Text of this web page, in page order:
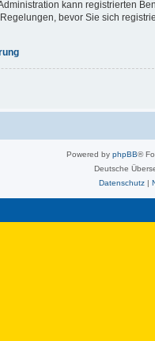
kann registrierten
bevor Sie sich
Powered by phpBB®
Deutsche
Datenschutz|